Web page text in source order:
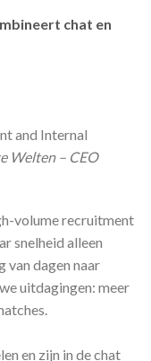
chat en
and Internal
Welten – CEO
volume recruitment
snelheid alleen
van dagen naar
uitdagingen: meer
en zijn in de chat